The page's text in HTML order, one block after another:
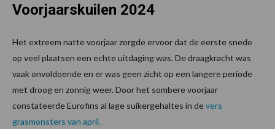
Voorjaarskuilen 2024
Het extreem natte voorjaar zorgde ervoor dat de eerste snede
op veel plaatsen een echte uitdaging was. De draagkracht was
vaak onvoldoende en er was geen zicht op een langere periode
met droog en zonnig weer. Door het sombere voorjaar
constateerde Eurofins al lage suikergehaltes in devers
grasmonsters van april.